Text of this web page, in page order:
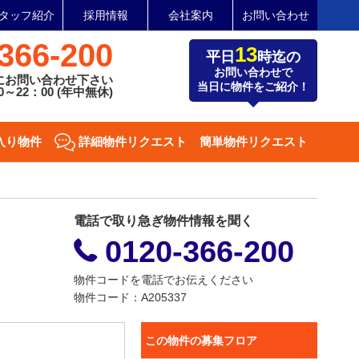
ッフ紹介 採用情報 会社案内 お問い合わせ
200
お問い合わせ下さい
～22：00 (年中無休)
平日 13時迄の
お問い合わせで
当日に物件をご紹介！
り物件 詳細物件リクエスト 簡単物件リクエスト
電話で取り急ぎ物件情報を聞く
0120-366-200
物件コードを電話でお伝えください
物件コード：A205337
この物件の募集フロア